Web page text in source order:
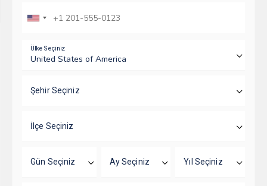
Ülke Seçiniz
Şehir Seçiniz
İlçe Seçiniz
Gün Seçiniz Ay Seçiniz Yıl Seçiniz